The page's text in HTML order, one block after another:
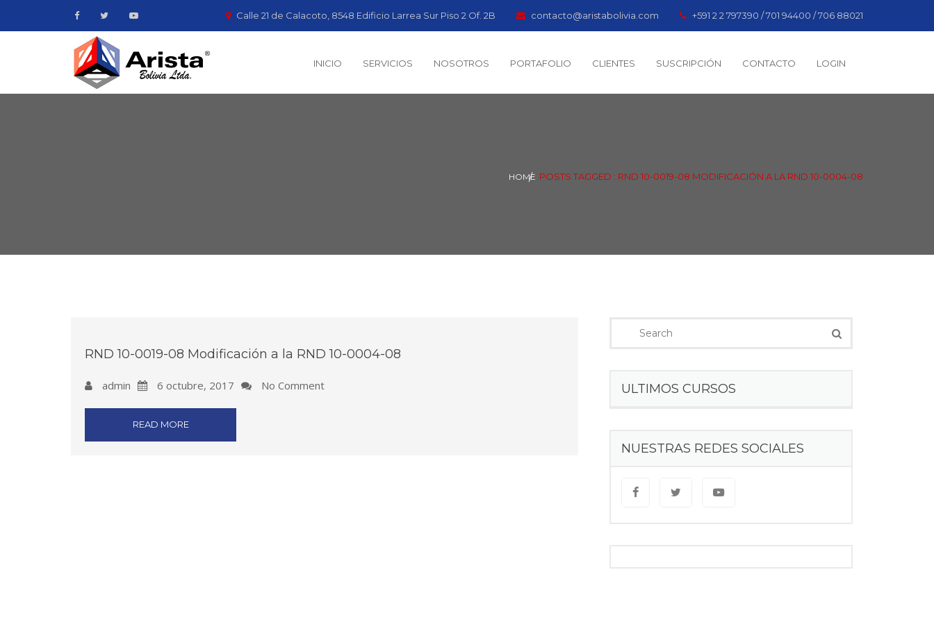
Calle 21 de Calacoto, 8548 Edificio Larrea Sur Piso 2 Of. 2B contacto@aristabolivia.com +591 2 2 797390 / 701 94400 / 706 88021
INICIO SERVICIOS NOSOTROS PORTAFOLIO CLIENTES SUSCRIPCIÓN CONTACTO LOGIN
HOME POSTS TAGGED : RND 10-0019-08 MODIFICACIÓN A LA RND 10-0004-08
RND 10-0019-08 Modificación a la RND 10-0004-08
admin 6 octubre, 2017 No Comment
READ MORE
ULTIMOS CURSOS
NUESTRAS REDES SOCIALES